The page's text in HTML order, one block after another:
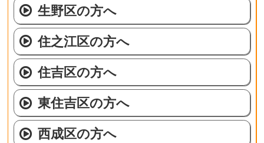
生野区の方へ
住之江区の方へ
住吉区の方へ
東住吉区の方へ
西成区の方へ